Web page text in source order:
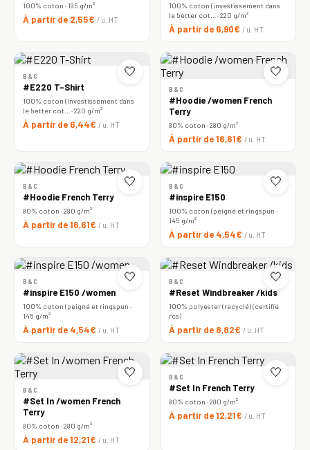
100% coton · 185 g/m²
À partir de 2,55€ / u. HT
100% coton (investissement dans
le better cot… · 220 g/m²
À partir de 6,90€ / u. HT
🤍
B&C
#E220 T-Shirt
100% coton (investissement dans
le better cot… · 220 g/m²
À partir de 6,44€ / u. HT
🤍
B&C
#Hoodie /women French
Terry
80% coton · 280 g/m²
À partir de 16,61€ / u. HT
🤍
B&C
#Hoodie French Terry
80% coton · 280 g/m²
À partir de 16,61€ / u. HT
🤍
B&C
#inspire E150
100% coton (peigné et ringspun ·
145 g/m²
À partir de 4,54€ / u. HT
🤍
B&C
#inspire E150 /women
100% coton (peigné et ringspun ·
145 g/m²
À partir de 4,54€ / u. HT
🤍
B&C
#Reset Windbreaker /kids
100% polyester (recyclé) (certifié
rcs)
À partir de 8,82€ / u. HT
🤍
B&C
#Set In /women French
Terry
80% coton · 280 g/m²
À partir de 12,21€ / u. HT
🤍
B&C
#Set In French Terry
80% coton · 280 g/m²
À partir de 12,21€ / u. HT